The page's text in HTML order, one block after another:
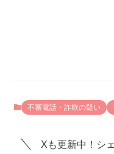
不審電話・詐欺の疑い
Xも更新中！シ